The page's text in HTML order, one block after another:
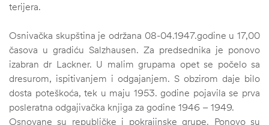
terijera.
Osnivačka skupština je održana 08-04.1947.godine u 17,00
časova u gradiću Salzhausen. Za predsednika je ponovo
izabran dr Lackner. U malim grupama opet se počelo sa
dresurom, ispitivanjem i odgajanjem. S obzirom daje bilo
dosta poteškoća, tek u maju 1953. godine pojavila se prva
posleratna odgajivačka knjiga za godine 1946 – 1949.
Osnovane su republičke i pokrajinske grupe. Ponovo su